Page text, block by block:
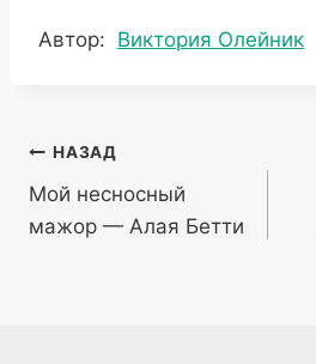
Метки
Автор: Виктория Олейник
Навигация
по
записям
НАЗАД
Мой несносный
мажор — Алая Бетти